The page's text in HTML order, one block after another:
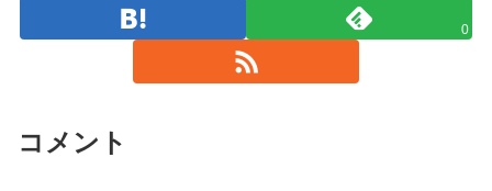
0
コメント